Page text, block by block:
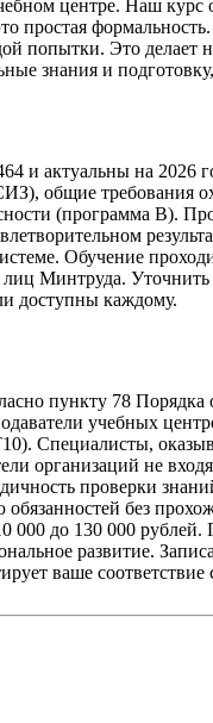
центре. Наш
попытки. Это делает
знания и
и актуальны на 2026
), общие требования
(программа В).
Обучение
Минтруда.
доступны каждому.
пункту 78
учебных
Специалисты,
не
проверки
без
до 130 000
развитие.
ваше